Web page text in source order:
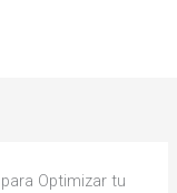
Optimizar tu